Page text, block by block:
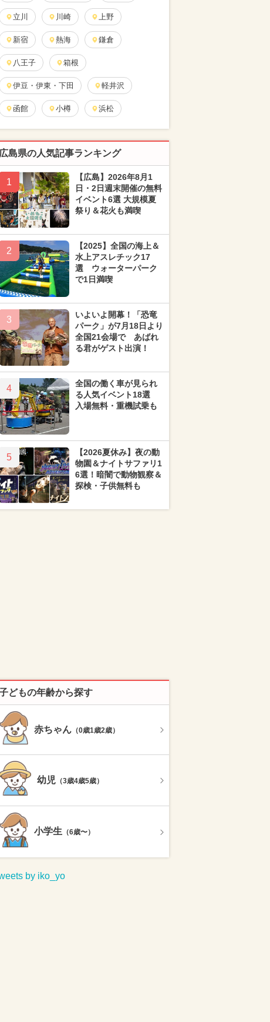
立川 川崎 上野
新宿 熱海 鎌倉
八王子 箱根
伊豆・伊東・下田 軽井沢
函館 小樽 浜松
広島県の人気記事ランキング
1
【広島】2026年8月1
日・2日週末開催の無料
イベント6選 大規模夏
祭り＆花火も満喫
2
【2025】全国の海上＆
水上アスレチック17
選 ウォーターパーク
で1日満喫
3
いよいよ開幕！「恐竜
パーク」が7月18日より
全国21会場で あばれ
る君がゲスト出演！
4
全国の働く車が見られ
る人気イベント18選
入場無料・重機試乗も
5
【2026夏休み】夜の動
物園＆ナイトサファリ1
6選！暗闇で動物観察＆
探検・子供無料も
どもの年齢から探す
赤ちゃん （0歳1歳2歳）
幼児 （3歳4歳5歳）
小学生 （6歳〜）
by iko_yo